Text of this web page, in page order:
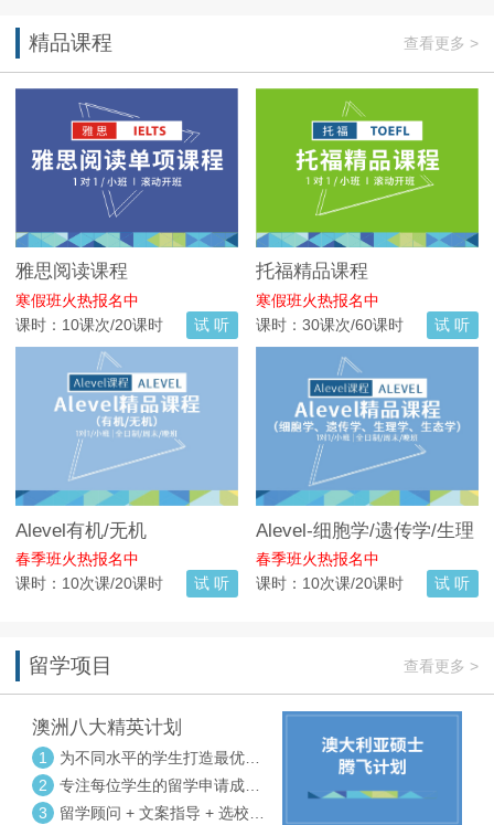
精品课程 查看更多 >
雅思阅读课程
寒假班火热报名中
课时：10课次/20课时
试 听
托福精品课程
寒假班火热报名中
课时：30课次/60课时
试 听
Alevel有机/无机
春季班火热报名中
课时：10次课/20课时
试 听
Alevel-细胞学/遗传学/生理
学/生态学
春季班火热报名中
课时：10次课/20课时
试 听
留学项目 查看更多 >
澳洲八大精英计划
1
为不同水平的学生打造最优选
校方案
2
专注每位学生的留学申请成功
率
3
留学顾问 + 文案指导 + 选校申